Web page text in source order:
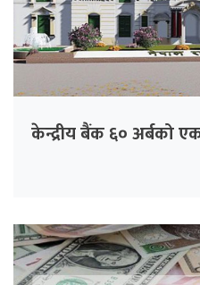
केन्द्रीय बैंक ६० अर्बको